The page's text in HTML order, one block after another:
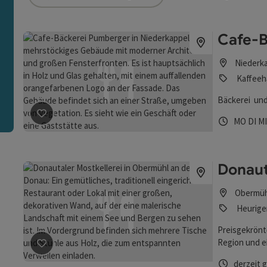
Beitrag merken
Cafe-
Bäckerei
MO DI MI
Beitrag merken
Region und
derzeit